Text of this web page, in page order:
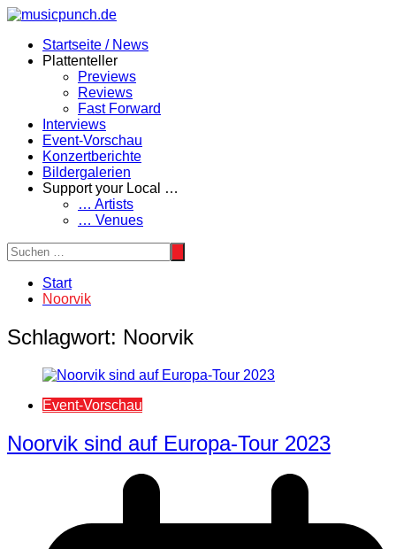
Zum
springenStartseite / News
Plattenteller
Previews
Reviews
Fast Forward
Interviews
Event-Vorschau
Konzertberichte
Bildergalerien
Support your Local …
… Artists
… Venues
Start
Noorvik
Schlagwort: Noorvik
Event-Vorschau
Noorvik sind auf Europa-Tour 2023